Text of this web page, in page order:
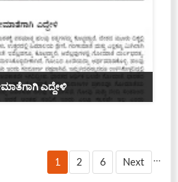
ಎದ್ದೇಳಿ
1 2 …
6 Next